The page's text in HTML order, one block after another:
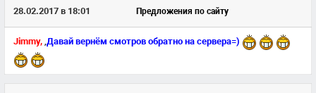
28.02.2017 в 18:01 Предложения по сайту
Jimmy, Давай вернём смотров обратно на сервера=)